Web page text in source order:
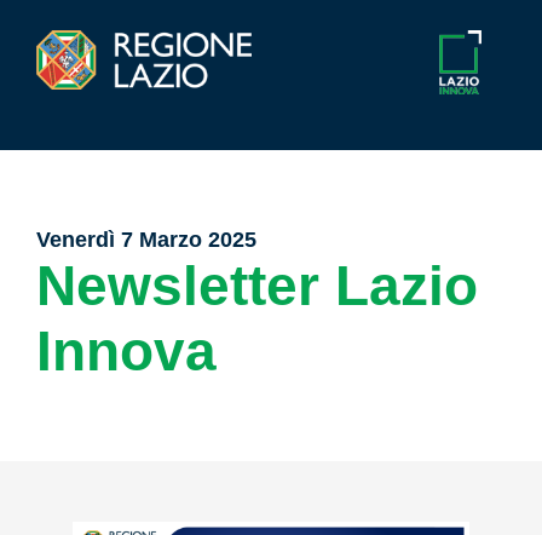
Venerdì 7 Marzo 2025
Newsletter Lazio
Innova